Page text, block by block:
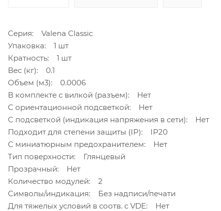
Серия: Valena Classic
Упаковка: 1 шт
Кратность: 1 шт
Вес (кг): 0.1
Объем (м3): 0.0006
В комплекте с вилкой (разъем): Нет
С ориентационной подсветкой: Нет
С подсветкой (индикация напряжения в сети): Нет
Подходит для степени защиты (IP): IP20
С миниатюрным предохранителем: Нет
Тип поверхности: Глянцевый
Прозрачный: Нет
Количество модулей: 2
Символы/индикация: Без надписи/печати
Для тяжелых условий в соотв. с VDE: Нет